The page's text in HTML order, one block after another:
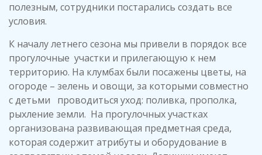
полезным, сотрудники постарались создать все
условия.
К началу летнего сезона мы привели в порядок все
прогулочные участки и прилегающую к нем
территорию. На клумбах были посажены цветы, на
огороде – зелень и овощи, за которыми совместно
с детьми проводиться уход: поливка, прополка,
рыхление земли. На прогулочных участках
организована развивающая предметная среда,
которая содержит атрибуты и оборудование в